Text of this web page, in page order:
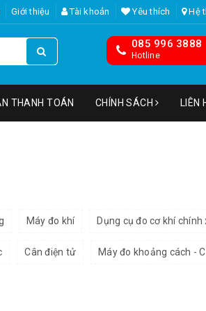
Giới thiệu Tài khoản Yêu thích Hệ
085 996 3888
Hotline
THANH TOÁN CHÍNH SÁCH LIÊN
Máy đo khí Dụng cụ đo cơ khí chính
Cân điện tử Máy đo khoảng cách -